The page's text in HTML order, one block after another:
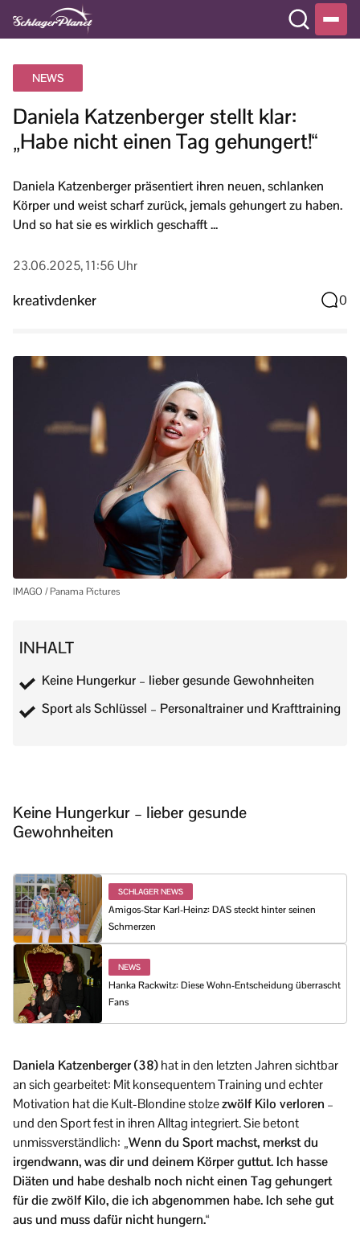
NEWS
Daniela Katzenberger stellt klar:
„Habe nicht einen Tag gehungert!“
Daniela Katzenberger präsentiert ihren neuen, schlanken
Körper und weist scharf zurück, jemals gehungert zu haben.
Und so hat sie es wirklich geschafft ...
23.06.2025, 11:56 Uhr
kreativdenker 0
IMAGO / Panama Pictures
INHALT
Keine Hungerkur – lieber gesunde Gewohnheiten
Sport als Schlüssel – Personaltrainer und Krafttraining
Keine Hungerkur – lieber gesunde
Gewohnheiten
SCHLAGER NEWS
Amigos-Star Karl-Heinz: DAS steckt hinter seinen
Schmerzen
NEWS
Hanka Rackwitz: Diese Wohn-Entscheidung überrascht
Fans
Daniela Katzenberger (38)hat in den letzten Jahren sichtbar
an sich gearbeitet: Mit konsequentem Training und echter
Motivation hat die Kult-Blondine stolzezwölf Kilo verloren –
und den Sport fest in ihren Alltag integriert. Sie betont
unmissverständlich: „Wenn du Sport machst, merkst du
irgendwann, was dir und deinem Körper guttut. Ich hasse
Diäten und habe deshalb noch nicht einen Tag gehungert
für die zwölf Kilo, die ich abgenommen habe. Ich sehe gut
aus und muss dafür nicht hungern.“